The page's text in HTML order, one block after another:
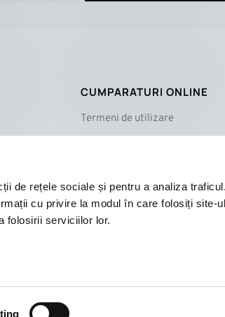
de rețele sociale și pentru a analiza
cu privire la modul în care folosiți site-ul
folosirii serviciilor lor.
CUMPARATURI ONLINE
Termeni de utilizare
Plată și livrare
Reclamații și retururi